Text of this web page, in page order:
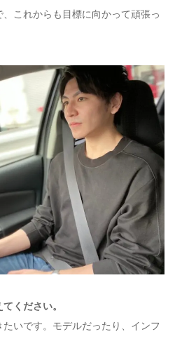
これからも目標に向かって頑張っ
ください。
いです。モデルだったり、インフ